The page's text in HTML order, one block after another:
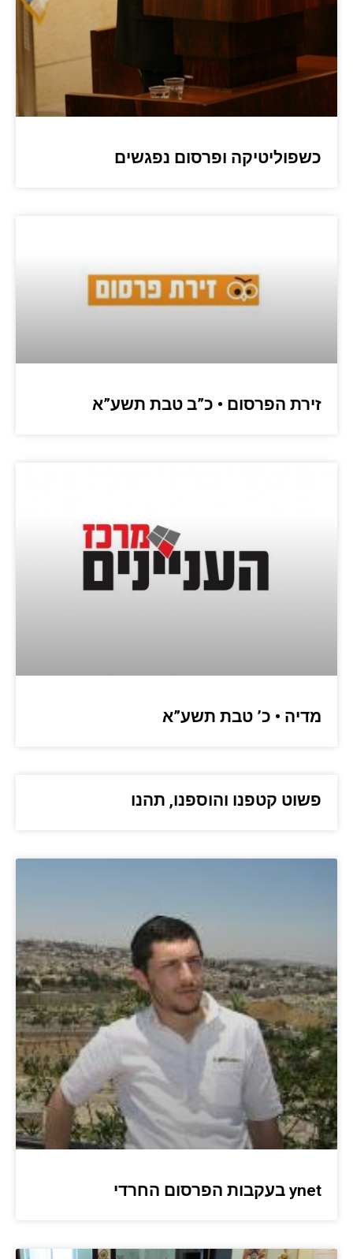
כשפוליטיקה ופרסום נפגשים
זירת הפרסום • כ”ב טבת תשע”א
מדיה • כ’ טבת תשע”א
פשוט קטפנו והוספנו, תהנו
ynet בעקבות הפרסום החרדי